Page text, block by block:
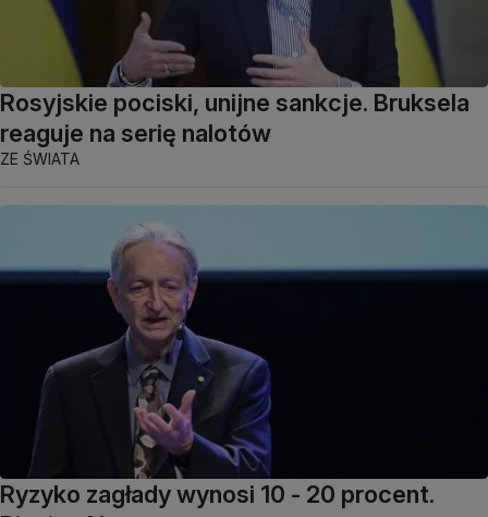
Rosyjskie pociski, unijne sankcje. Bruksela
reaguje na serię nalotów
ZE ŚWIATA
Ryzyko zagłady wynosi 10 - 20 procent.